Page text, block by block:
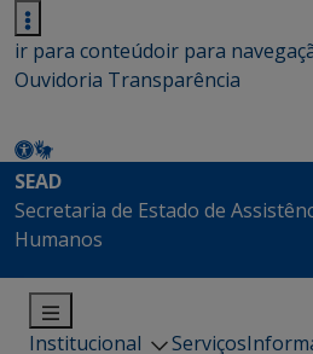
ir para conteúdoir para
Ouvidoria Transparência
SEAD
Secretaria de Estado de
Humanos
Institucional Serviços